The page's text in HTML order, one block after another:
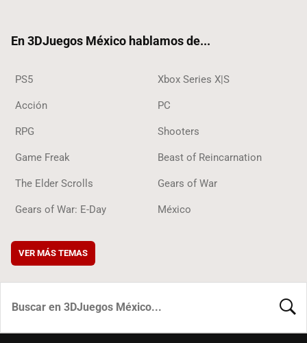
En 3DJuegos México hablamos de...
PS5 Xbox Series X|S
Acción PC
RPG Shooters
Game Freak Beast of Reincarnation
The Elder Scrolls Gears of War
Gears of War: E-Day México
VER MÁS TEMAS